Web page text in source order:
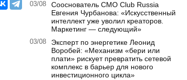
03/08
Сооснователь CMO Club Russia
Евгения Чурбанова: «Искусственный
интеллект уже уволил креаторов.
Маркетинг — следующий»
03/08
Эксперт по энергетике Леонид
Воробей: «Механизм «бери или
плати» рискует превратить сетевой
комплекс в барьер для нового
инвестиционного цикла»